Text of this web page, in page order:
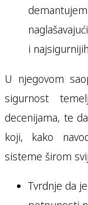
i
U njegovom
sigurnost
decenijama, te
koji, kako
sisteme širom
Tvrdnje da